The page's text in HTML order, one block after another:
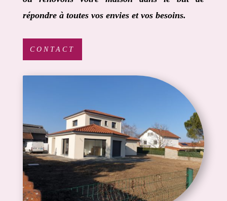
répondre à toutes vos envies et vos besoins.
CONTACT